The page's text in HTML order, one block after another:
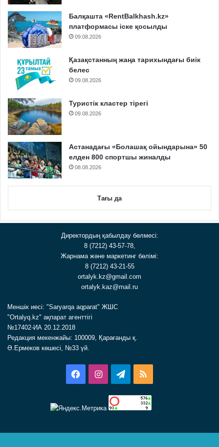
Балқашта «RentBalkhash.kz»
платформасы іске қосылды
09.08.2026
Қазақстанның жаңа тарихындағы биік
белес
09.08.2026
Туристік кластер тірегі
09.08.2026
Астанадағы «Болашақ ойындарына» 50
елден 800 спортшы жиналды
08.08.2026
Тағы да
Директордың қабылдау бөлмесі:
8 (7212) 43-57-78,
Жарнама және маркетинг бөлімі:
8 (7212) 43-21-55
ortalyk.kz@gmail.com
ortalyk.kaz@mail.ru
Меншік иесі: "Saryarqa aqparat" ЖШС
"Ortalyq.kz" ақпарат агенттігі
№17402-ИА 20.12.2018
Редакция мекенжайы: 100009, Қарағанды қ.
Ә.Ермеков көшесі, №33 үй.
FacebookInstagramTelegram